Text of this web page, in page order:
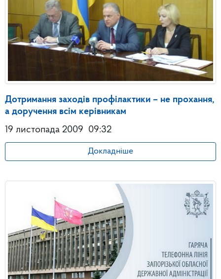
Дотримання заходів профілактики – не прохання,
а доручення всім керівникам
19 листопада 2009 09:32
Докладніше